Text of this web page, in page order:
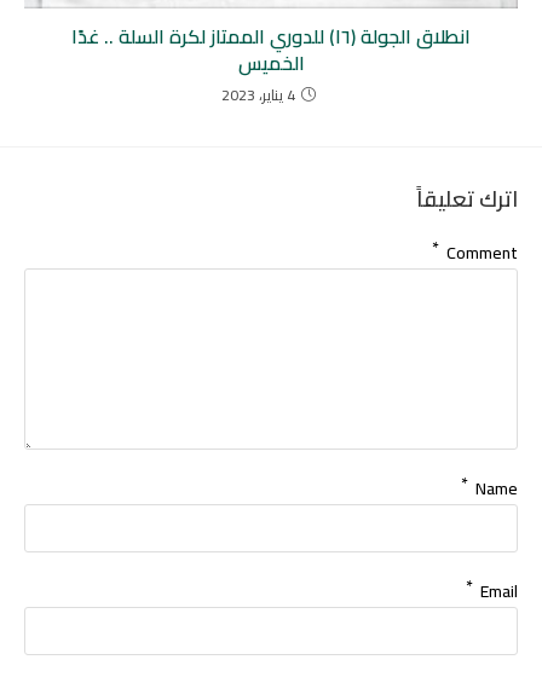
انطلاق الجولة (١٦) للدوري الممتاز لكرة السلة .. غدًا
الخميس
4 يناير، 2023
اترك تعليقاً
Comment
*
Name
*
Email
*